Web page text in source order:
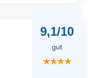
9,1/10
gut
★★★★